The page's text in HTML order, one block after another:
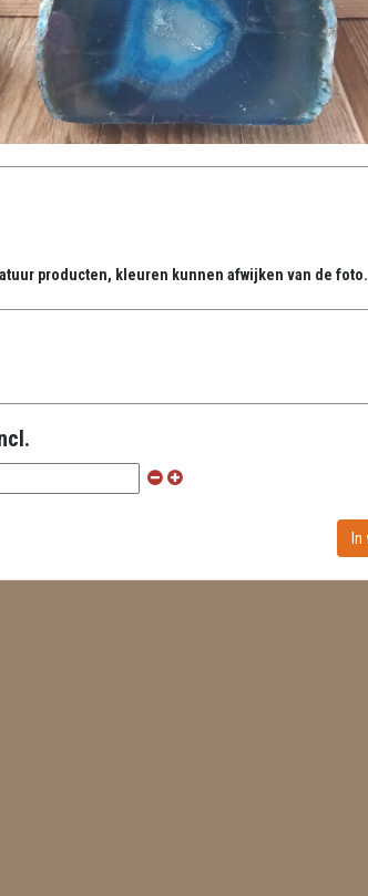
producten, kleuren kunnen afwijken van de foto.